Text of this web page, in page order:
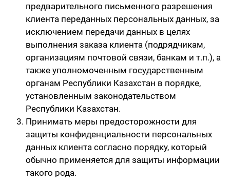
предварительного письменного разрешения
клиента переданных персональных данных, за
исключением передачи данных в целях
выполнения заказа клиента (подрядчикам,
организациям почтовой связи, банкам и т.п.), а
также уполномоченным государственным
органам Республики Казахстан в порядке,
установленным законодательством
Республики Казахстан.
Принимать меры предосторожности для
защиты конфиденциальности персональных
данных клиента согласно порядку, который
обычно применяется для защиты информации
такого рода.